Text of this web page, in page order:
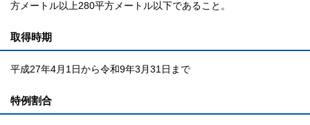
方メートル以上280平方メートル以下であること。
取得時期
平成27年4月1日から令和9年3月31日まで
特例割合